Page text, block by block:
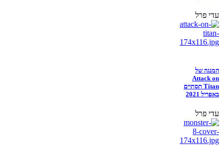
עדי פרל
המנגה של
Attack on
Titan תסתיים
באפריל 2021
עדי פרל